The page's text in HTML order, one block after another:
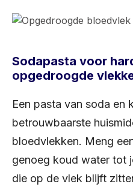
Sodapasta voor
opgedroogde
Een pasta van soda en
betrouwbaarste
bloedvlekken. Meng
genoeg koud water tot
die op de vlek blijft